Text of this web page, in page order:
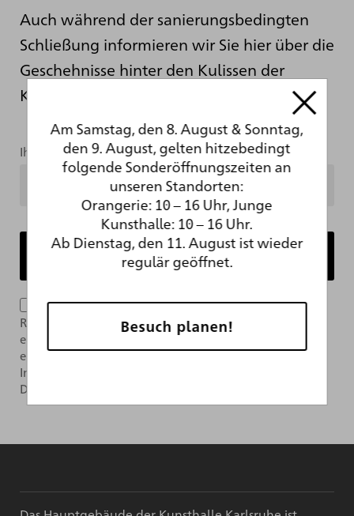
Auch während der sanierungsbedingten
Schließung informieren wir Sie hier über die
Geschehnisse hinter den Kulissen der
Kunsthalle.
Ihre Mailadresse
Ich bin mit der Verarbeitung meiner Daten im
Rahmen des Newsletter-Abonnements per E-Mail
einverstanden. Das Abonnement kann jederzeit über
einen Link im Newsletter widerrufen werden. Weitere
Informationen finden Sie in unserer
Datenschutzerklärung.
Am Samstag, den 8. August & Sonntag,
den 9. August, gelten hitzebedingt
folgende Sonderöffnungszeiten an
unseren Standorten:
Orangerie: 10 – 16 Uhr, Junge
Kunsthalle: 10 – 16 Uhr.
Ab Dienstag, den 11. August ist wieder
regulär geöffnet.
Besuch planen!